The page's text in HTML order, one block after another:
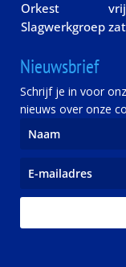
Orkest
Slagwerkgroep
Nieuwsbrief
Schrijf je in voor
nieuws over onze